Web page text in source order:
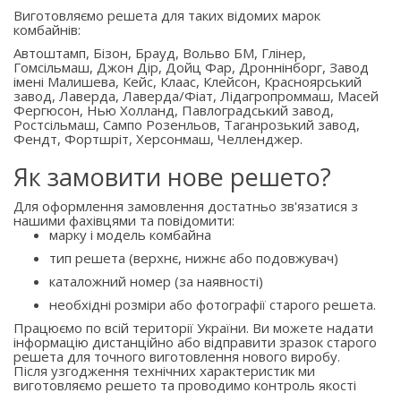
Виготовляємо решета для таких відомих марок
комбайнів:
Автоштамп, Бізон, Брауд, Вольво БМ, Глінер,
Гомсільмаш, Джон Дір, Дойц Фар, Дроннінборг, Завод
імені Малишева, Кейс, Клаас, Клейсон, Красноярський
завод, Лаверда, Лаверда/Фіат, Лідагропроммаш, Масей
Фергюсон, Нью Холланд, Павлоградський завод,
Ростсільмаш, Сампо Розенльов, Таганрозький завод,
Фендт, Фортшріт, Херсонмаш, Челленджер.
Як замовити нове решето?
Для оформлення замовлення достатньо зв'язатися з
нашими фахівцями та повідомити:
марку і модель комбайна
тип решета (верхнє, нижнє або подовжувач)
каталожний номер (за наявності)
необхідні розміри або фотографії старого решета.
Працюємо по всій території України. Ви можете надати
інформацію дистанційно або відправити зразок старого
решета для точного виготовлення нового виробу.
Після узгодження технічних характеристик ми
виготовляємо решето та проводимо контроль якості